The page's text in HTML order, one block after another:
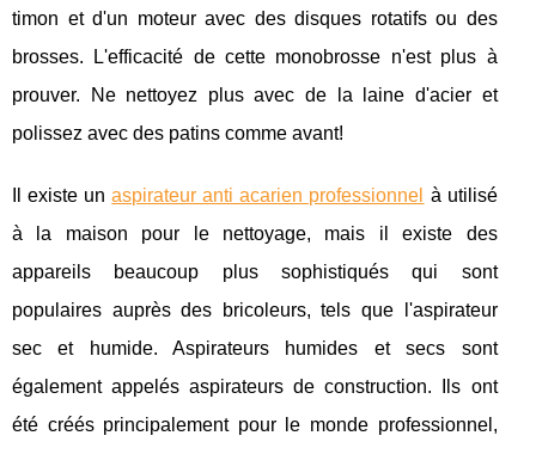
timon et d'un moteur avec des disques rotatifs ou des
brosses. L'efficacité de cette monobrosse n'est plus à
prouver. Ne nettoyez plus avec de la laine d'acier et
polissez avec des patins comme avant!
Il existe unaspirateur anti acarien professionnel à utilisé
à la maison pour le nettoyage, mais il existe des
appareils beaucoup plus sophistiqués qui sont
populaires auprès des bricoleurs, tels que l'aspirateur
sec et humide. Aspirateurs humides et secs sont
également appelés aspirateurs de construction. Ils ont
été créés principalement pour le monde professionnel,